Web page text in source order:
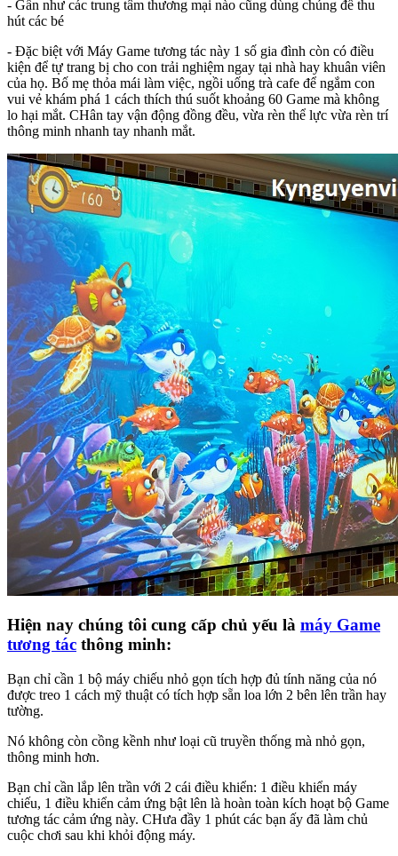
- Gần như các trung tâm thương mại nào cũng dùng chúng để thu
hút các bé
- Đặc biệt với Máy Game tương tác này 1 số gia đình còn có điều
kiện để tự trang bị cho con trải nghiệm ngay tại nhà hay khuân viên
của họ. Bố mẹ thỏa mái làm việc, ngồi uống trà cafe để ngắm con
vui vẻ khám phá 1 cách thích thú suốt khoảng 60 Game mà không
lo hại mắt. CHân tay vận động đồng đều, vừa rèn thể lực vừa rèn trí
thông minh nhanh tay nhanh mắt.
Hiện nay chúng tôi cung cấp chủ yếu là máy Game
tương tác thông minh:
Bạn chỉ cần 1 bộ máy chiếu nhỏ gọn tích hợp đủ tính năng của nó
được treo 1 cách mỹ thuật có tích hợp sẵn loa lớn 2 bên lên trần hay
tường.
Nó không còn cồng kềnh như loại cũ truyền thống mà nhỏ gọn,
thông minh hơn.
Bạn chỉ cần lắp lên trần với 2 cái điều khiển: 1 điều khiển máy
chiếu, 1 điều khiển cảm ứng bật lên là hoàn toàn kích hoạt bộ Game
tương tác cảm ứng này. CHưa đầy 1 phút các bạn ấy đã làm chủ
cuộc chơi sau khi khỏi động máy.